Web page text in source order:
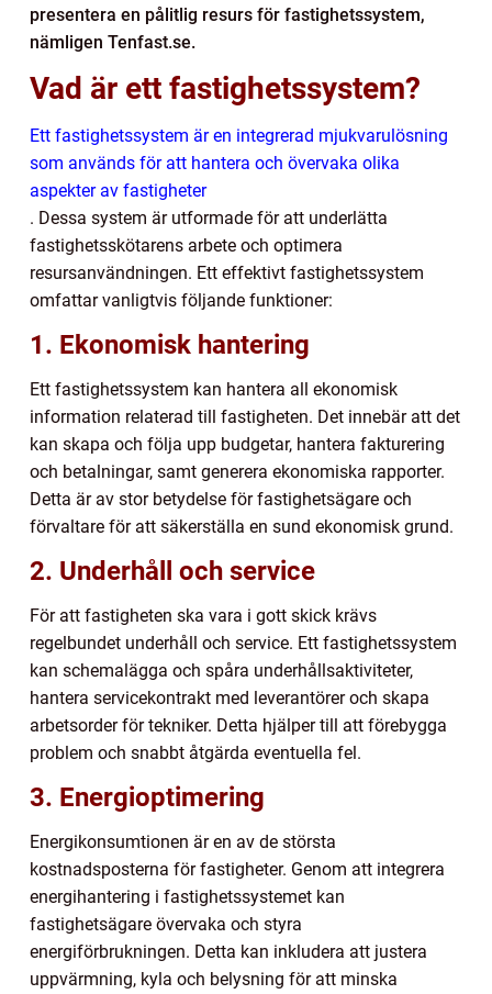
presentera en pålitlig resurs för fastighetssystem,
nämligen Tenfast.se.
Vad är ett fastighetssystem?
Ett fastighetssystem är en integrerad mjukvarulösning
som används för att hantera och övervaka olika
aspekter av fastigheter
. Dessa system är utformade för att underlätta
fastighetsskötarens arbete och optimera
resursanvändningen. Ett effektivt fastighetssystem
omfattar vanligtvis följande funktioner:
1. Ekonomisk hantering
Ett fastighetssystem kan hantera all ekonomisk
information relaterad till fastigheten. Det innebär att det
kan skapa och följa upp budgetar, hantera fakturering
och betalningar, samt generera ekonomiska rapporter.
Detta är av stor betydelse för fastighetsägare och
förvaltare för att säkerställa en sund ekonomisk grund.
2. Underhåll och service
För att fastigheten ska vara i gott skick krävs
regelbundet underhåll och service. Ett fastighetssystem
kan schemalägga och spåra underhållsaktiviteter,
hantera servicekontrakt med leverantörer och skapa
arbetsorder för tekniker. Detta hjälper till att förebygga
problem och snabbt åtgärda eventuella fel.
3. Energioptimering
Energikonsumtionen är en av de största
kostnadsposterna för fastigheter. Genom att integrera
energihantering i fastighetssystemet kan
fastighetsägare övervaka och styra
energiförbrukningen. Detta kan inkludera att justera
uppvärmning, kyla och belysning för att minska